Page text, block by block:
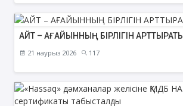
АЙТ – АҒАЙЫННЫҢ БІРЛІГІН
21 наурыз 2026 117